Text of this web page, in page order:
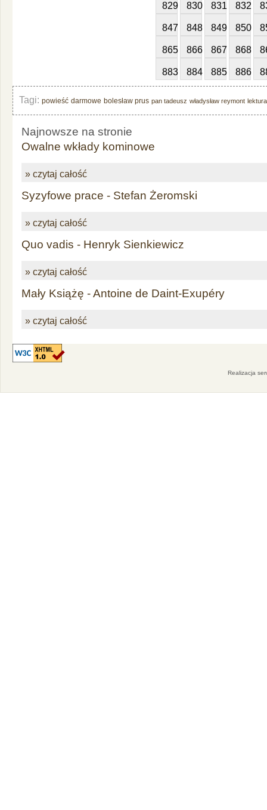
829 830 831 832
847 848 849 850
865 866 867 868
883 884 885 886
Tagi: powieść darmowe bolesław prus pan tadeusz władysław reymont
Najnowsze na stronie
Owalne wkłady kominowe
» czytaj całość
Syzyfowe prace - Stefan Żeromski
» czytaj całość
Quo vadis - Henryk Sienkiewicz
» czytaj całość
Mały Książę - Antoine de Daint-Exupéry
» czytaj całość
Realizacja